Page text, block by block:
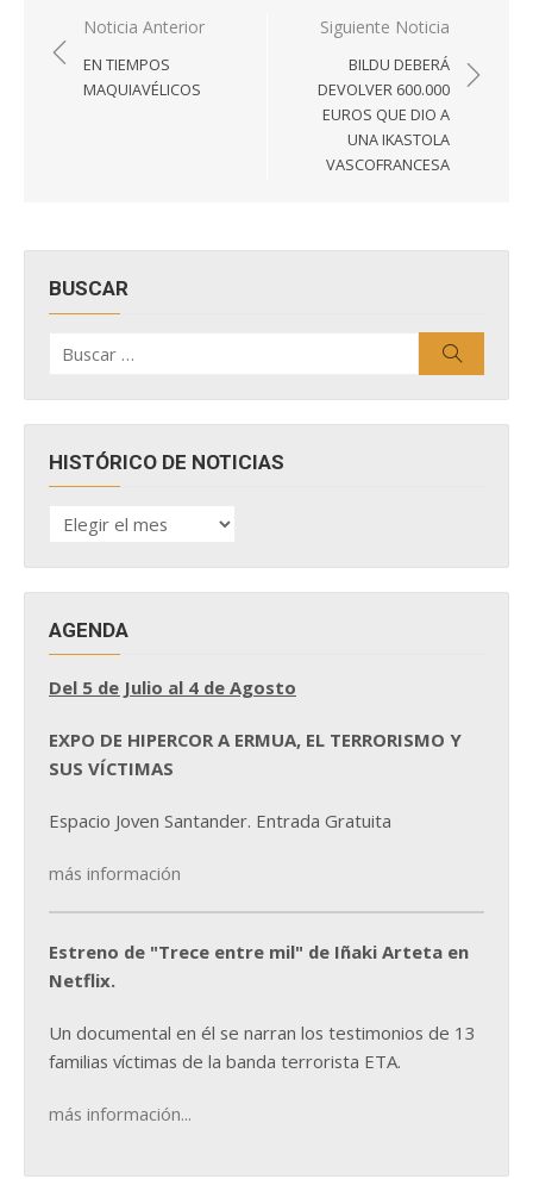
Navegación
de
entradas
Noticia Anterior
EN TIEMPOS
MAQUIAVÉLICOS
Siguiente Noticia
BILDU DEBERÁ
DEVOLVER 600.000
EUROS QUE DIO A
UNA IKASTOLA
VASCOFRANCESA
BUSCAR
por:
HISTÓRICO DE NOTICIAS
HISTÓRICO
DE
AGENDA
Del 5 de Julio al 4 de Agosto
EXPO DE HIPERCOR A ERMUA, EL TERRORISMO Y
SUS VÍCTIMAS
Espacio Joven Santander. Entrada Gratuita
más información
Estreno de "Trece entre mil" de Iñaki Arteta en
Netflix.
Un documental en él se narran los testimonios de 13
familias víctimas de la banda terrorista ETA.
más información...